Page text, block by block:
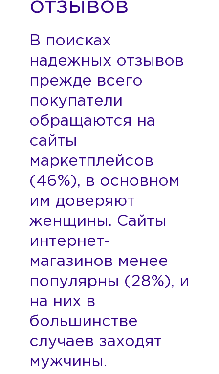
отзывов
В поисках
надежных отзывов
прежде всего
покупатели
обращаются на
сайты
маркетплейсов
(46%), в основном
им доверяют
женщины. Сайты
интернет-
магазинов менее
популярны (28%), и
на них в
большинстве
случаев заходят
мужчины.